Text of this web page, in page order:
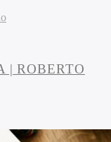
| ROBERTO